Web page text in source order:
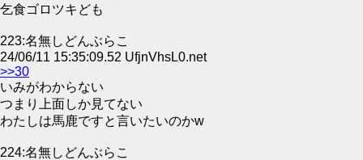
乞食ゴロツキども
223:名無しどんぶらこ
24/06/11 15:35:09.52 UfjnVhsL0.net
>>30
いみがわからない
つまり上面しか見てない
わたしは馬鹿ですと言いたいのかw
224:名無しどんぶらこ